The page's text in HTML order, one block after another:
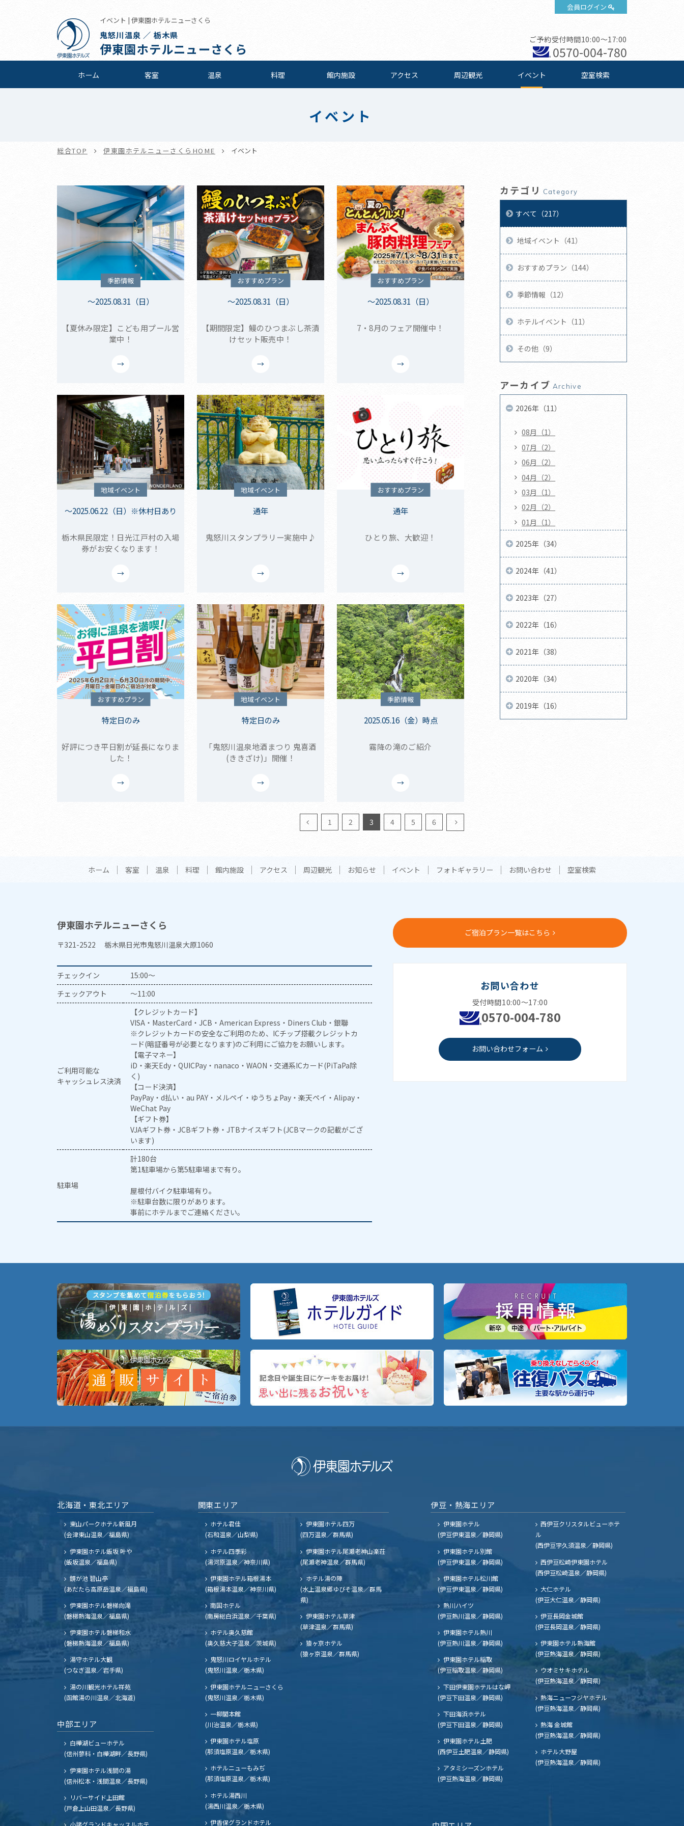
会員ログイン
イベント | 伊東園ホテルニューさくら
鬼怒川温泉 ／ 栃木県
伊東園ホテルニューさくら
ご予約受付時間10:00～17:00
0570-004-780
ホーム 客室 温泉 料理 館内施設 アクセス 周辺観光 イベント 空室検索
イベント
総合TOP 伊東園ホテルニューさくらHOME イベント
季節情報
～2025.08.31（日）
【夏休み限定】こども用プール営
業中！
おすすめプラン
～2025.08.31（日）
【期間限定】鰻のひつまぶし茶漬
けセット販売中！
おすすめプラン
～2025.08.31（日）
7・8月のフェア開催中！
地域イベント
～2025.06.22（日）※休村日あり
栃木県民限定！日光江戸村の入場
券がお安くなります！
地域イベント
通年
鬼怒川スタンプラリー実施中♪
おすすめプラン
通年
ひとり旅、大歓迎！
おすすめプラン
特定日のみ
好評につき平日割が延長になりま
した！
地域イベント
特定日のみ
「鬼怒川温泉地酒まつり 鬼喜酒
(ききざけ)」開催！
季節情報
2025.05.16（金）時点
霧降の滝のご紹介
1 2 3 4 5 6
カテゴリ Category
すべて（217）
地域イベント（41）
おすすめプラン（144）
季節情報（12）
ホテルイベント（11）
その他（9）
アーカイブ Archive
2026年（11）
08月（1）
07月（2）
06月（2）
04月（2）
03月（1）
02月（2）
01月（1）
2025年（34）
2024年（41）
2023年（27）
2022年（16）
2021年（38）
2020年（34）
2019年（16）
ホーム 客室 温泉 料理 館内施設 アクセス 周辺観光 お知らせ イベント フォトギャラリー お問い合わせ 空室検索
伊東園ホテルニューさくら
〒321-2522 栃木県日光市鬼怒川温泉大原1060
チェックイン
15:00～
チェックアウト
～11:00
ご利用可能な
キャッシュレス決済
【クレジットカード】
VISA・MasterCard・JCB・American Express・Diners Club・銀聯
※クレジットカードの安全なご利用のため、ICチップ搭載クレジットカ
ード(暗証番号が必要となります)のご利用にご協力をお願いします。
【電子マネー】
iD・楽天Edy・QUICPay・nanaco・WAON・交通系ICカード(PiTaPa除
く)
【コード決済】
PayPay・d払い・au PAY・メルペイ・ゆうちょPay・楽天ペイ・Alipay・
WeChat Pay
【ギフト券】
VJAギフト券・JCBギフト券・JTBナイスギフト(JCBマークの記載がござ
います)
駐車場
計180台
第1駐車場から第5駐車場まで有り。
屋根付バイク駐車場有り。
※駐車台数に限りがあります。
事前にホテルまでご連絡ください。
ご宿泊プラン一覧はこちら
お問い合わせ
受付時間10:00～17:00
0570-004-780
お問い合わせフォーム
北海道・東北エリア
東山パークホテル新風月
(会津東山温泉／福島県)
伊東園ホテル飯坂 叶や
(飯坂温泉／福島県)
鏡が池 碧山亭
(あだたら高原岳温泉／福島県)
伊東園ホテル磐梯向滝
(磐梯熱海温泉／福島県)
伊東園ホテル磐梯和水
(磐梯熱海温泉／福島県)
湯守ホテル大観
(つなぎ温泉／岩手県)
湯の川観光ホテル祥苑
(函館湯の川温泉／北海道)
中部エリア
白樺湖ビューホテル
(信州蓼科・白樺湖畔／長野県)
伊東園ホテル浅間の湯
(信州松本・浅間温泉／長野県)
リバーサイド上田館
(戸倉上山田温泉／長野県)
小諸グランドキャッスルホテ
関東エリア
ホテル君佳
(石和温泉／山梨県)
ホテル四季彩
(湯河原温泉／神奈川県)
伊東園ホテル箱根湯本
(箱根湯本温泉／神奈川県)
南国ホテル
(南房総白浜温泉／千葉県)
ホテル奥久慈館
(奥久慈大子温泉／茨城県)
鬼怒川ロイヤルホテル
(鬼怒川温泉／栃木県)
伊東園ホテルニューさくら
(鬼怒川温泉／栃木県)
一柳閣本館
(川治温泉／栃木県)
伊東園ホテル塩原
(那須塩原温泉／栃木県)
ホテルニューもみぢ
(那須塩原温泉／栃木県)
ホテル湯西川
(湯西川温泉／栃木県)
伊香保グランドホテル
伊東園ホテル四万
(四万温泉／群馬県)
伊東園ホテル尾瀬老神山楽荘
(尾瀬老神温泉／群馬県)
ホテル湯の陣
(水上温泉郷ゆびそ温泉／群馬
県)
伊東園ホテル草津
(草津温泉／群馬県)
猿ヶ京ホテル
(猿ヶ京温泉／群馬県)
伊豆・熱海エリア
伊東園ホテル
(伊豆伊東温泉／静岡県)
伊東園ホテル別館
(伊豆伊東温泉／静岡県)
伊東園ホテル松川館
(伊豆伊東温泉／静岡県)
熱川ハイツ
(伊豆熱川温泉／静岡県)
伊東園ホテル熱川
(伊豆熱川温泉／静岡県)
伊東園ホテル稲取
(伊豆稲取温泉／静岡県)
下田伊東園ホテルはな岬
(伊豆下田温泉／静岡県)
下田海浜ホテル
(伊豆下田温泉／静岡県)
伊東園ホテル土肥
(西伊豆土肥温泉／静岡県)
西伊豆クリスタルビューホテ
ル
(西伊豆宇久須温泉／静岡県)
西伊豆松崎伊東園ホテル
(西伊豆松崎温泉／静岡県)
大仁ホテル
(伊豆大仁温泉／静岡県)
伊豆長岡金城館
(伊豆長岡温泉／静岡県)
伊東園ホテル熱海館
(伊豆熱海温泉／静岡県)
ウオミサキホテル
(伊豆熱海温泉／静岡県)
熱海ニューフジヤホテル
(伊豆熱海温泉／静岡県)
熱海 金城館
(伊豆熱海温泉／静岡県)
ホテル大野屋
(伊豆熱海温泉／静岡県)
アタミシーズンホテル
(伊豆熱海温泉／静岡県)